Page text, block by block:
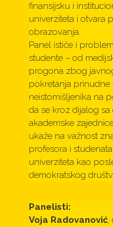
finansijsku i
univerziteta i otvara
obrazovanja.
Panel ističe i
studente – od
progona zbog
pokretanja
neistomišljenika na
da se kroz dijalog
akademske
ukaže na važnost
profesora i
univerziteta kao
demokratskog
Panelisti:
Voja Radovanović,